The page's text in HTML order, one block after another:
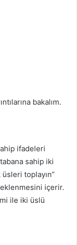
bakalım.
ifadeleri
sahip iki
toplayın”
içerir.
ile iki üslü